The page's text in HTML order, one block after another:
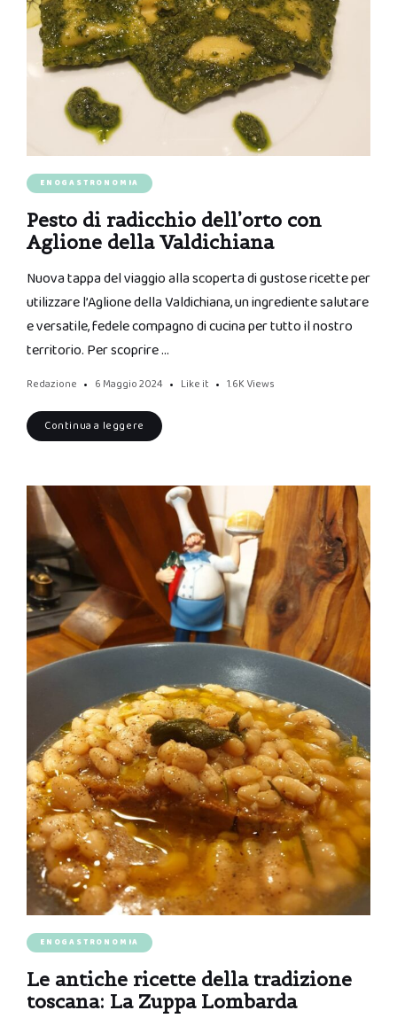
ENOGASTRONOMIA
Pesto di radicchio dell’orto con
Aglione della Valdichiana
Nuova tappa del viaggio alla scoperta di gustose ricette per
utilizzare l’Aglione della Valdichiana, un ingrediente salutare
e versatile, fedele compagno di cucina per tutto il nostro
territorio. Per scoprire …
Redazione 6 Maggio 2024 Like it 1.6K Views
Continua a leggere
ENOGASTRONOMIA
Le antiche ricette della tradizione
toscana: La Zuppa Lombarda